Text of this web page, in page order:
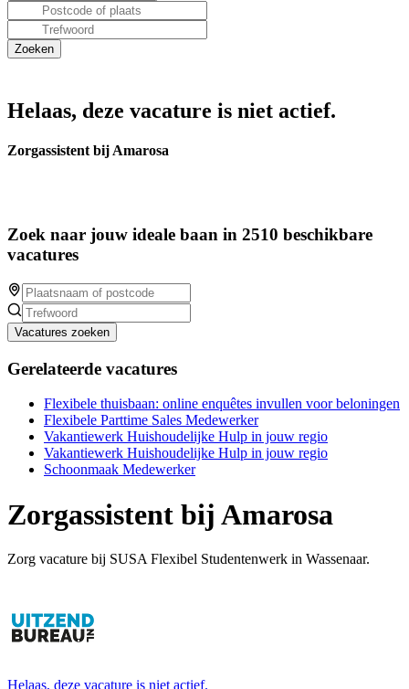
Helaas, deze vacature is niet actief.
Zorgassistent bij Amarosa
Zoek naar jouw ideale baan in 2510 beschikbare
vacatures
Vacatures zoeken
Gerelateerde vacatures
Flexibele thuisbaan: online enquêtes invullen voor beloningen
Flexibele Parttime Sales Medewerker
Vakantiewerk Huishoudelijke Hulp in jouw regio
Vakantiewerk Huishoudelijke Hulp in jouw regio
Schoonmaak Medewerker
Zorgassistent bij Amarosa
Zorg vacature bij SUSA Flexibel Studentenwerk in Wassenaar.
Helaas, deze vacature is niet actief.